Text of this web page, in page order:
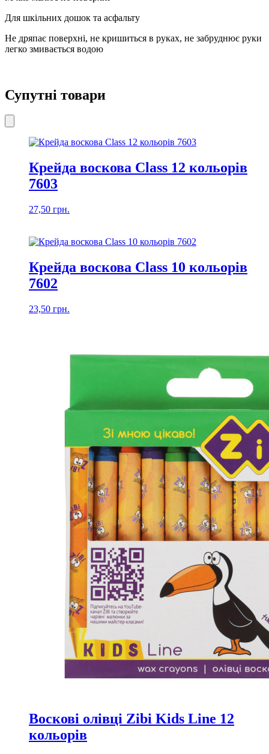
Для шкільних дошок та асфальту
Не дряпає поверхні, не кришиться в руках, не забруднює руки
легко змивається водою
Супутні товари
Крейда воскова Class 12 кольорів
7603
27,50 грн.
Крейда воскова Class 10 кольорів
7602
23,50 грн.
Воскові олівці Zibi Kids Line 12
кольорів